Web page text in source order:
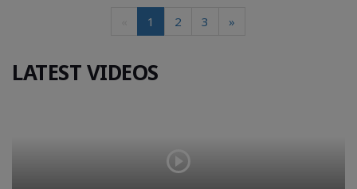
1 2 3 »
LATEST VIDEOS